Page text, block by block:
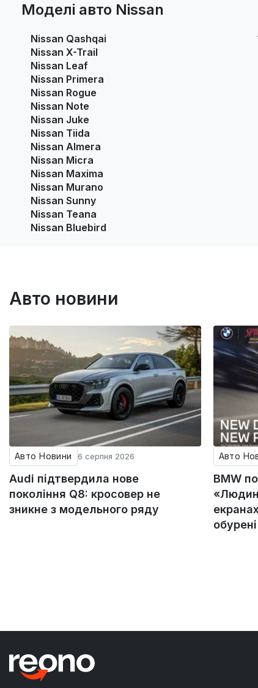
Моделі авто Nissan
Nissan Qashqai
Nissan X-Trail
Nissan Leaf
Nissan Primera
Nissan Rogue
Nissan Note
Nissan Juke
Nissan Tiida
Nissan Almera
Nissan Micra
Nissan Maxima
Nissan Murano
Nissan Sunny
Nissan Teana
Nissan Bluebird
Авто новини
Авто Новини 6 серпня 2026
Audi підтвердила нове
покоління Q8: кросовер не
зникне з модельного ряду
Авто
BMW
обурені